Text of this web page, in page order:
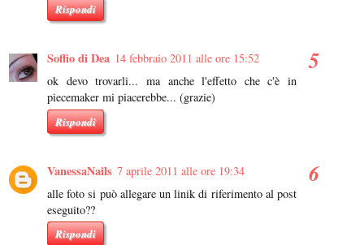
Rispondi
Soffio di Dea 14 febbraio 2011 alle ore 15:52
ok devo trovarli... ma anche l'effetto che c'è in
piecemaker mi piacerebbe... (grazie)
Rispondi
VanessaNails 7 aprile 2011 alle ore 19:34
alle foto si può allegare un linik di riferimento al post
eseguito??
Rispondi